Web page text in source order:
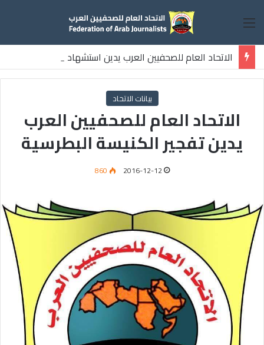
القائمة
الاتحاد العام للصحفيين العرب يدين استشهاد
ثلاثة صحفيين فلسطينيين باستهداف إسرائيلي وسط قطاع غزة
بيانات الاتحاد
الاتحاد العام للصحفيين العرب
يدين تفجير الكنيسة البطرسية
2016-12-12
860